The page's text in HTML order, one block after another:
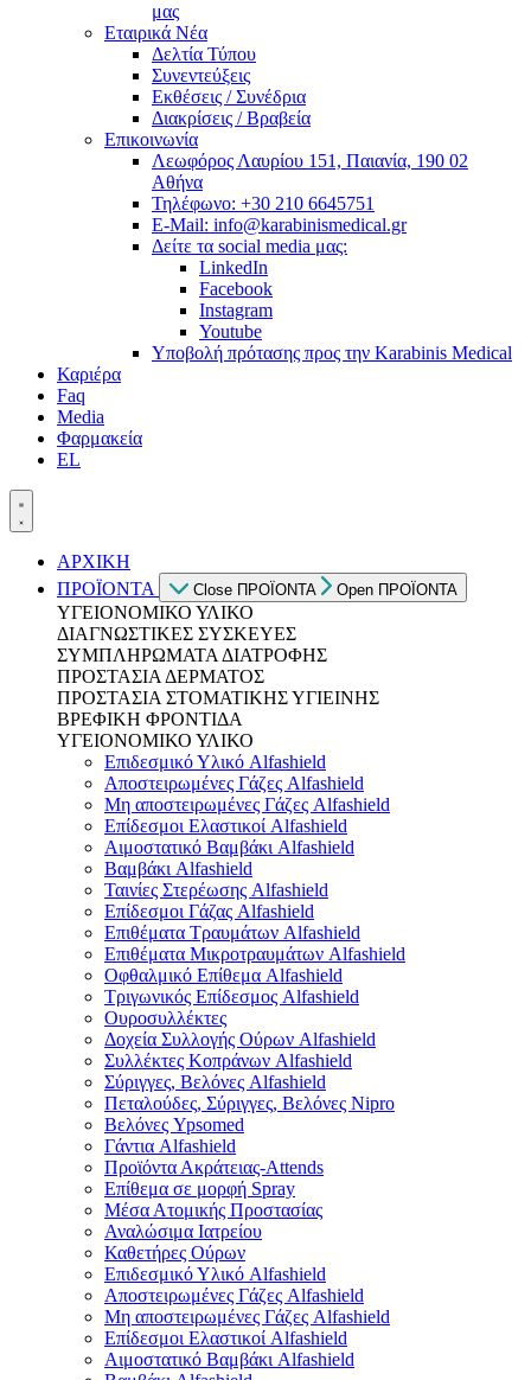
μας
Εταιρικά Νέα
Δελτία Τύπου
Συνεντεύξεις
Εκθέσεις / Συνέδρια
Διακρίσεις / Βραβεία
Επικοινωνία
Λεωφόρος Λαυρίου 151, Παιανία, 190 02
Αθήνα
Τηλέφωνο: +30 210 6645751
E-Mail: info@karabinismedical.gr
Δείτε τα social media μας:
LinkedIn
Facebook
Instagram
Youtube
Υποβολή πρότασης προς την Karabinis Medical
Καριέρα
Faq
Media
Φαρμακεία
EL
ΑΡΧΙΚΗ
ΠΡΟΪΟΝΤΑ
Close ΠΡΟΪΟΝΤΑ Open ΠΡΟΪΟΝΤΑ
ΥΓΕΙΟΝΟΜΙΚΟ ΥΛΙΚΟ
ΔΙΑΓΝΩΣΤΙΚΕΣ ΣΥΣΚΕΥΕΣ
ΣΥΜΠΛΗΡΩΜΑΤΑ ΔΙΑΤΡΟΦΗΣ
ΠΡΟΣΤΑΣΙΑ ΔΕΡΜΑΤΟΣ
ΠΡΟΣΤΑΣΙΑ ΣΤΟΜΑΤΙΚΗΣ ΥΓΙΕΙΝΗΣ
ΒΡΕΦΙΚΗ ΦΡΟΝΤΙΔΑ
ΥΓΕΙΟΝΟΜΙΚΟ ΥΛΙΚΟ
Επιδεσμικό Υλικό Alfashield
Αποστειρωμένες Γάζες Alfashield
Μη αποστειρωμένες Γάζες Alfashield
Επίδεσμοι Ελαστικοί Alfashield
Αιμοστατικό Βαμβάκι Alfashield
Βαμβάκι Alfashield
Ταινίες Στερέωσης Alfashield
Επίδεσμοι Γάζας Alfashield
Επιθέματα Τραυμάτων Alfashield
Επιθέματα Μικροτραυμάτων Alfashield
Οφθαλμικό Eπίθεμα Alfashield
Τριγωνικός Επίδεσμος Alfashield
Ουροσυλλέκτες
Δοχεία Συλλογής Ούρων Alfashield
Συλλέκτες Κοπράνων Alfashield
Σύριγγες, Βελόνες Alfashield
Πεταλούδες, Σύριγγες, Βελόνες Nipro
Βελόνες Ypsomed
Γάντια Alfashield
Προϊόντα Ακράτειας-Attends
Επίθεμα σε μορφή Spray
Μέσα Ατομικής Προστασίας
Αναλώσιμα Ιατρείου
Καθετήρες Ούρων
Επιδεσμικό Υλικό Alfashield
Αποστειρωμένες Γάζες Alfashield
Μη αποστειρωμένες Γάζες Alfashield
Επίδεσμοι Ελαστικοί Alfashield
Αιμοστατικό Βαμβάκι Alfashield